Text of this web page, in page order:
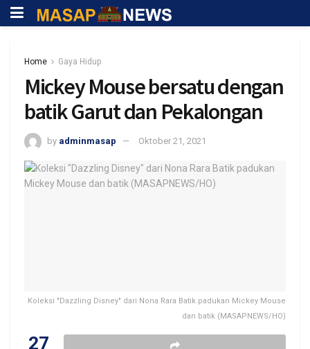
Home Gaya Hidup
Mickey Mouse bersatu dengan
batik Garut dan Pekalongan
by adminmasap Oktober 21, 2021
Koleksi "Dazzling Disney" dari Nona Rara Batik padukan Mickey Mouse
dan batik (MASAPNEWS/HO)
27